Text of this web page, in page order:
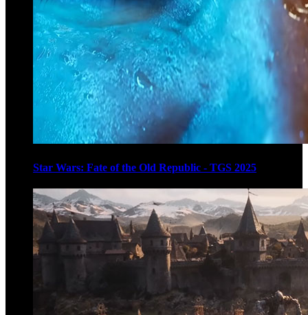
Star Wars: Fate of the Old Republic - TGS 2025